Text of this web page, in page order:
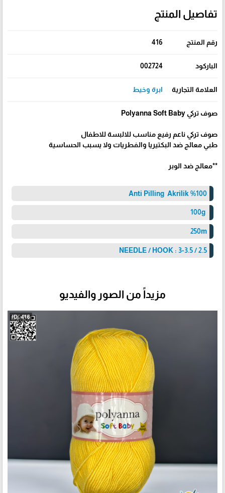
تفاصيل المنتج
رقم المنتج 416
الباركود 002724
العلامة التجارية ابرة وخيط
صوف تركي Polyanna Soft Baby
صوف تركي ناعم رفيع مناسب للالبسة للاطفال
طبي معالج ضد البكتيريا والفطريات ولا يسبب الحساسية
**معالج ضد الوبر
%100 Anti Pilling Akrilik
250m
NEEDLE / HOOK : 3-3.5 / 2.5
مزيداً من الصور والفيديو